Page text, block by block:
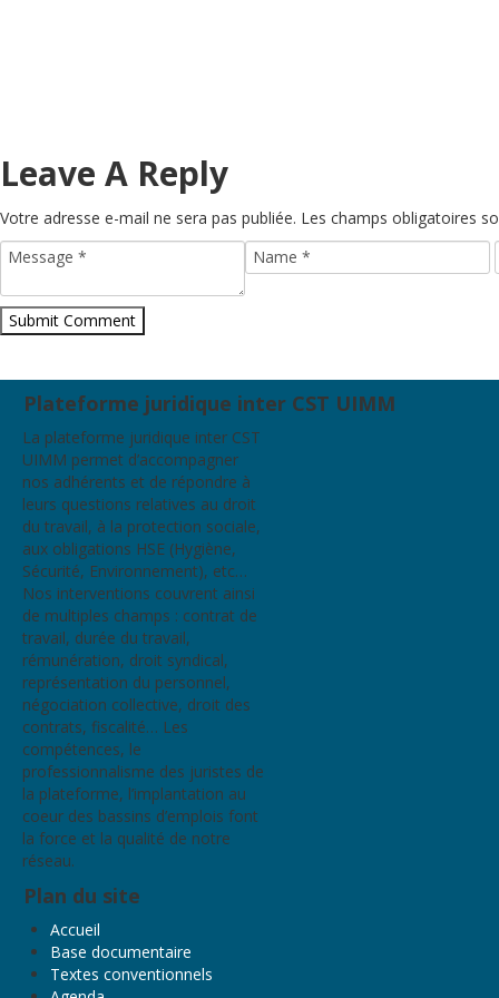
Leave A Reply
Votre adresse e-mail ne sera pas publiée. Les champs obligatoires
Plateforme juridique inter CST UIMM
La plateforme juridique inter CST
UIMM permet d’accompagner
nos adhérents et de répondre à
leurs questions relatives au droit
du travail, à la protection sociale,
aux obligations HSE (Hygiène,
Sécurité, Environnement), etc…
Nos interventions couvrent ainsi
de multiples champs : contrat de
travail, durée du travail,
rémunération, droit syndical,
représentation du personnel,
négociation collective, droit des
contrats, fiscalité… Les
compétences, le
professionnalisme des juristes de
la plateforme, l’implantation au
coeur des bassins d’emplois font
la force et la qualité de notre
réseau.
Plan du site
Accueil
Base documentaire
Textes conventionnels